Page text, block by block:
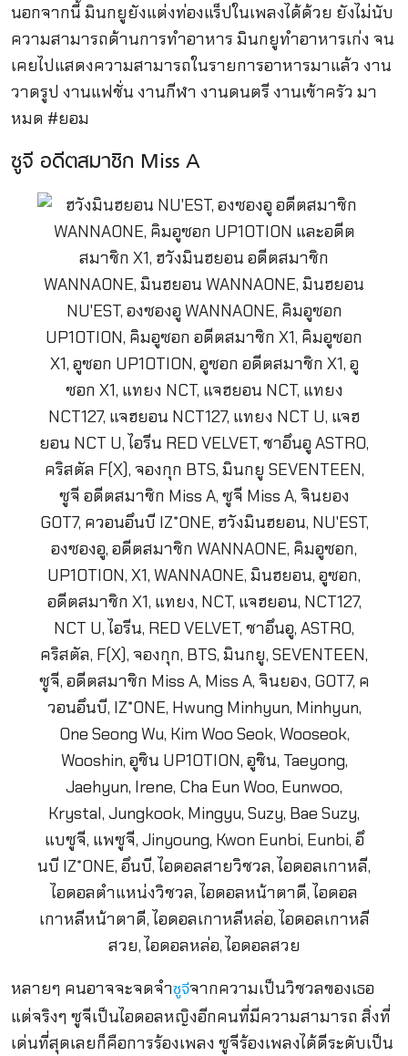
นอกจากนี้ มินกยูยังแต่งท่องแร็ปในเพลงได้ด้วย ยังไม่นับ
ความสามารถด้านการทำอาหาร มินกยูทำอาหารเก่ง จน
เคยไปแสดงความสามารถในรายการอาหารมาแล้ว งาน
วาดรูป งานแฟชั่น งานกีฬา งานดนตรี งานเข้าครัว มา
หมด #ยอม
ซูจี อดีตสมาชิก Miss A
หลายๆ คนอาจจะจดจำซูจีจากความเป็นวิชวลของเธอ
แต่จริงๆ ซูจีเป็นไอดอลหญิงอีกคนที่มีความสามารถ สิ่งที่
เด่นที่สุดเลยก็คือการร้องเพลง ซูจีร้องเพลงได้ดีระดับเป็น